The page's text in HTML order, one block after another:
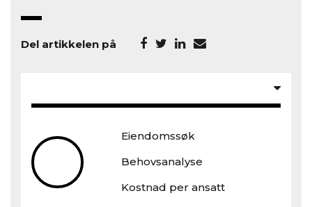
Del artikkelen på
Eiendomssøk
Behovsanalyse
Kostnad per ansatt